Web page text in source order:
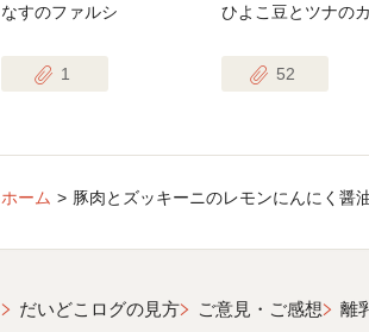
なすのファルシ
1
ひよこ豆とツナの
52
ホーム 豚肉とズッキーニのレモンにんにく醤
だいどこログの見方 ご意見・ご感想 離